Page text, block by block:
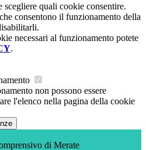
scegliere quali cookie consentire.
consentono il funzionamento della
necessari al funzionamento potete
.
non possono essere
l'elenco nella pagina della cookie
di Merate